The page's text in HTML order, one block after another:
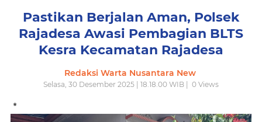
Pastikan Berjalan Aman, Polsek
Rajadesa Awasi Pembagian BLTS
Kesra Kecamatan Rajadesa
Redaksi Warta Nusantara New
Selasa, 30 Desember 2025 | 18.18.00 WIB | 0 Views
*